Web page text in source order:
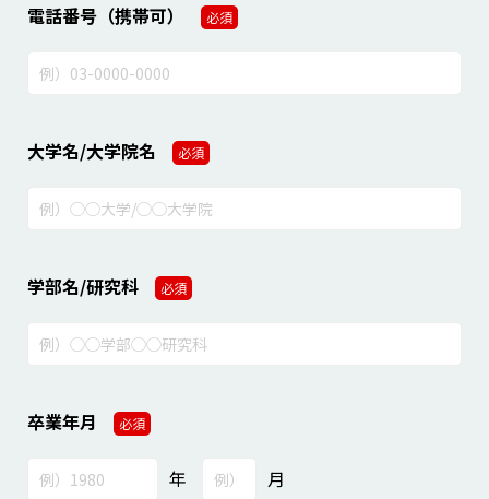
電話番号（携帯可） 必須
大学名/大学院名 必須
学部名/研究科 必須
卒業年月 必須
年 月